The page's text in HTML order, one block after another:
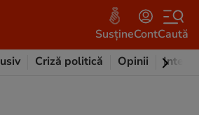
SusțineContCaută
Criză politică Opinii